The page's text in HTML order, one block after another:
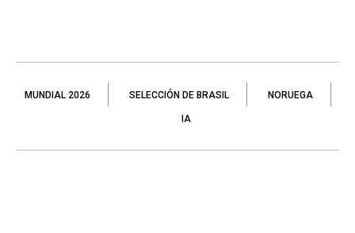
MUNDIAL 2026 SELECCIÓN DE BRASIL NORUEGA
IA